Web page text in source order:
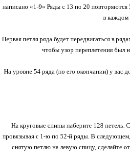
написано «1-9» Ряды с 13 по 20 повторяются
в каждом
Первая петля ряда будет передвигаться в
чтобы узор переплетения был
На уровне 54 ряда (по его окончании) у вас
На круговые спины наберите 128 петель.
провязывая с 1-ю по 52-й ряды. В
снятую петлю на левую спицу, сделайте